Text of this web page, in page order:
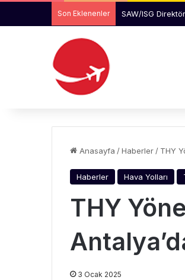
Son Eklenenler Manchester
Anasayfa /Haberler / THY
Haberler Hava Yolları
THY
3 Ocak 2025